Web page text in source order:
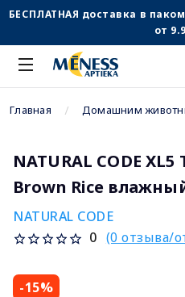
БЕСПЛАТНАЯ доставка в
от
Главная Домашним
NATURAL CODE
Brown Rice
NATURAL CODE
0 (0 отзыва/
-15%